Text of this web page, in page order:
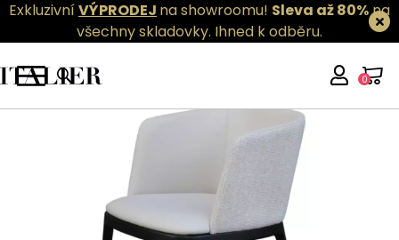
ExkluzivníVÝPRODEJ na showroomu! Sleva až 80%na
všechny skladovky. Ihned k odběru.
0